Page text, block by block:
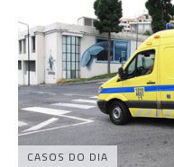
CASOS DO DIA